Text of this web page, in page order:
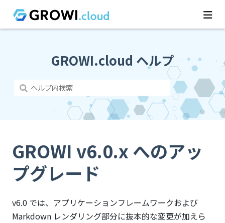
GROWI.cloud ヘルプ
GROWI v6.0.x へのアッ
プグレード
v6.0 では、アプリケーションフレームワークおよび
Markdown レンダリング部分に抜本的な変更が加えら